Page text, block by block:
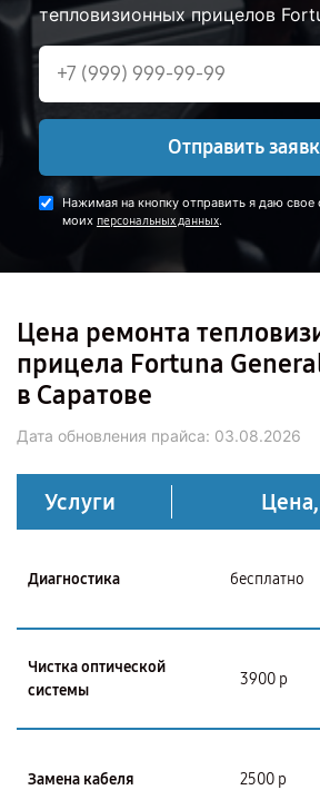
тепловизионных прицелов
Отправить
Нажимая на кнопку отправить я даю свое
моих персональных данных.
Цена ремонта
прицела Fortuna
в Саратове
Дата обновления прайса: 03.08.2026
Услуги
Диагностика бесплатно
Чистка оптической
системы
3900 р
Замена кабеля 2500 р